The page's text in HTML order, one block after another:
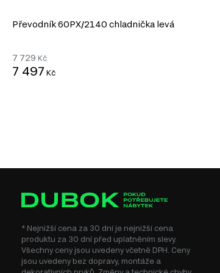
Převodník 60PХ/2140 chladnička levá
7 729 Kč
7 497 Kč
* Nejnižší cena za 30 dní je nejnižší cena
produktu za 30 dní před uplatněním slevy.
Všechny ceny jsou uvedeny včetně DPH. Ceny
jsou uvedeny bez dopravy, montáže a